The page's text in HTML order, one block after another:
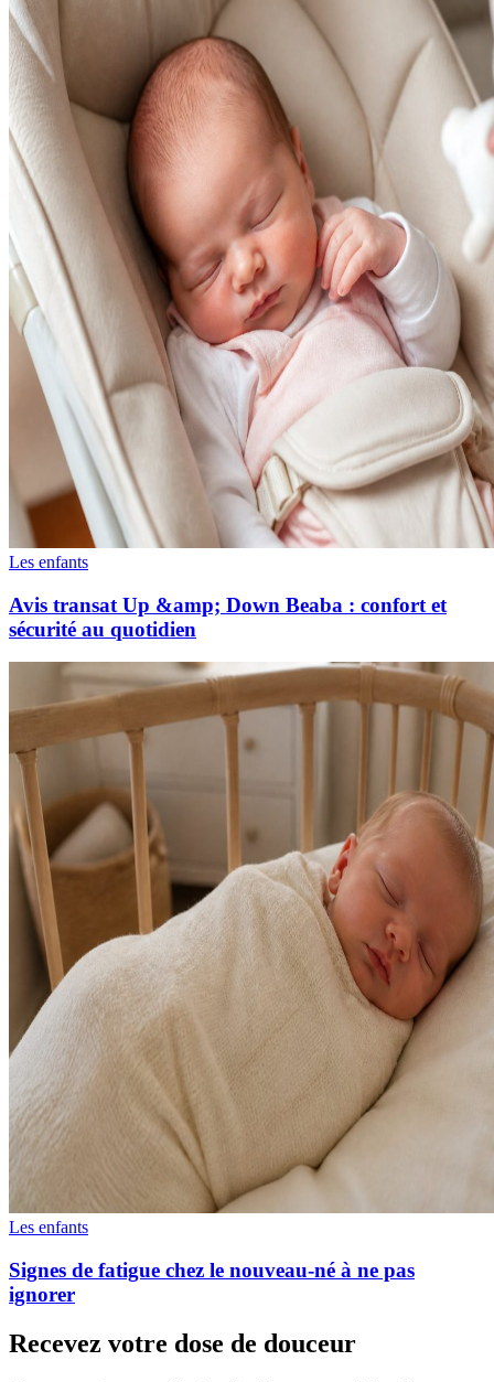
Les enfants
Avis transat Up &amp; Down Beaba : confort et
sécurité au quotidien
Les enfants
Signes de fatigue chez le nouveau-né à ne pas
ignorer
Recevez votre dose de douceur